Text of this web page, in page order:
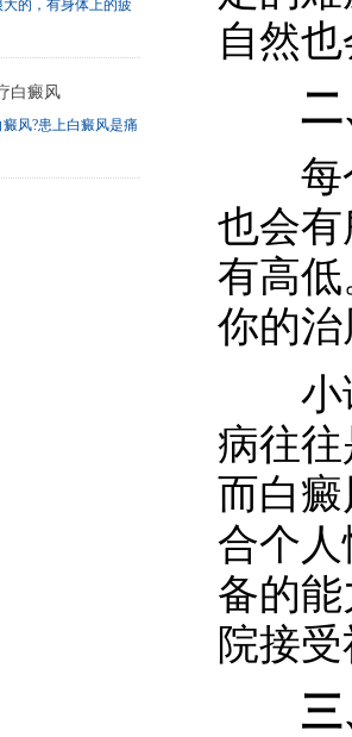
的，有身体上的疲
白癜风
风?患上白癜风是痛
自然
二、
每个
也会
有高
你的
小诊
病往
而白
合个
备的
院接
三、